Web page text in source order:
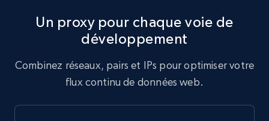
Un proxy pour chaque voie de
développement
Combinez réseaux, pairs et IPs pour optimiser votre
flux continu de données web.